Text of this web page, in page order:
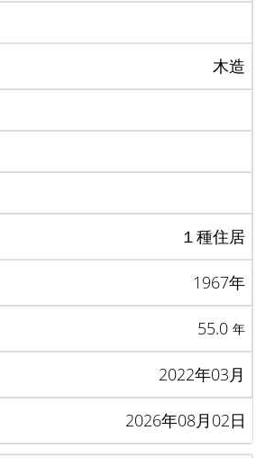
木造
１種住居
1967年
55.0 年
2022年03月
2026年08月02日